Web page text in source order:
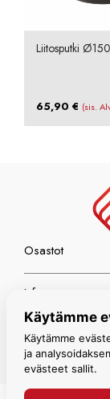
Liitosputki
65,90€ (sis.
Osastot
Info
Espoon
Käytämme
Käytämme
ja
evästeet sallit.